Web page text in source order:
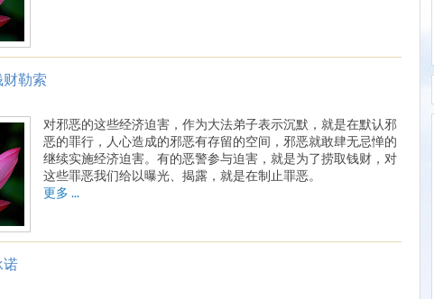
勒索
对邪恶的这些经济迫害，作为大法弟子表示沉默，就是在默认邪
恶的罪行，人心造成的邪恶有存留的空间，邪恶就敢肆无忌惮的
继续实施经济迫害。有的恶警参与迫害，就是为了捞取钱财，对
这些罪恶我们给以曝光、揭露，就是在制止罪恶。
更多 ...
诺